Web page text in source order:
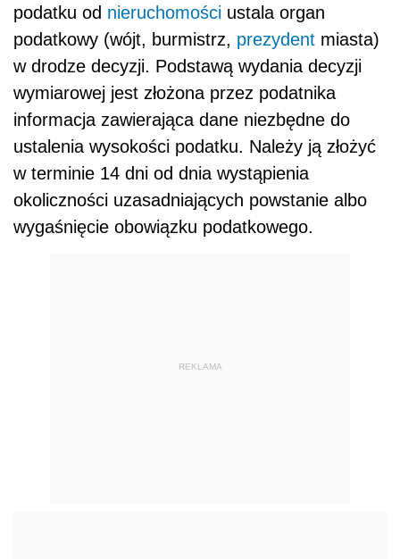
podatku od nieruchomości ustala organ
podatkowy (wójt, burmistrz, prezydent miasta)
w drodze decyzji. Podstawą wydania decyzji
wymiarowej jest złożona przez podatnika
informacja zawierająca dane niezbędne do
ustalenia wysokości podatku. Należy ją złożyć
w terminie 14 dni od dnia wystąpienia
okoliczności uzasadniających powstanie albo
wygaśnięcie obowiązku podatkowego.
REKLAMA